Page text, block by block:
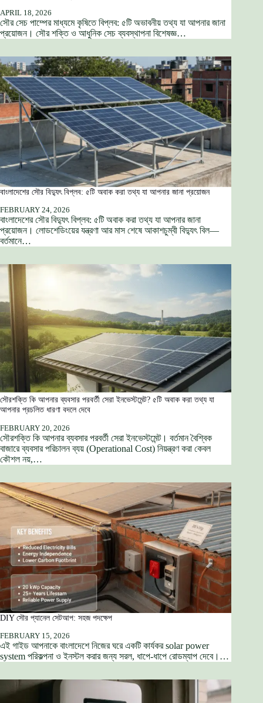
APRIL 18, 2026
সৌর সেচ পাম্পের মাধ্যমে কৃষিতে বিপ্লব: ৫টি অভাবনীয় তথ্য যা আপনার জানা
প্রয়োজন। সৌর শক্তি ও আধুনিক সেচ ব্যবস্থাপনা বিশেষজ্ঞ…
বাংলাদেশের সৌর বিদ্যুৎ বিপ্লব: ৫টি অবাক করা তথ্য যা আপনার জানা প্রয়োজন
FEBRUARY 24, 2026
বাংলাদেশের সৌর বিদ্যুৎ বিপ্লব: ৫টি অবাক করা তথ্য যা আপনার জানা
প্রয়োজন। লোডশেডিংয়ের যন্ত্রণা আর মাস শেষে আকাশচুম্বী বিদ্যুৎ বিল—
বর্তমানে…
সৌরশক্তি কি আপনার ব্যবসার পরবর্তী সেরা ইনভেস্টমেন্ট? ৫টি অবাক করা তথ্য যা
আপনার প্রচলিত ধারণা বদলে দেবে
FEBRUARY 20, 2026
সৌরশক্তি কি আপনার ব্যবসার পরবর্তী সেরা ইনভেস্টমেন্ট। বর্তমান বৈশ্বিক
বাজারে ব্যবসার পরিচালন ব্যয় (Operational Cost) নিয়ন্ত্রণ করা কেবল
কৌশল নয়,…
DIY সৌর প্যানেল সেটআপ: সহজ পদক্ষেপ
FEBRUARY 15, 2026
এই গাইড আপনাকে বাংলাদেশে নিজের ঘরে একটি কার্যকর solar power
system পরিকল্পনা ও ইনস্টল করার জন্য সরল, ধাপে-ধাপে রোডম্যাপ দেবে।…